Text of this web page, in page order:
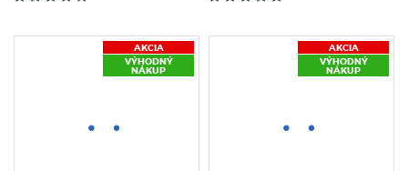
AKCIA
VÝHODNÝ
NÁKUP
AKCIA
VÝHODNÝ
NÁKUP